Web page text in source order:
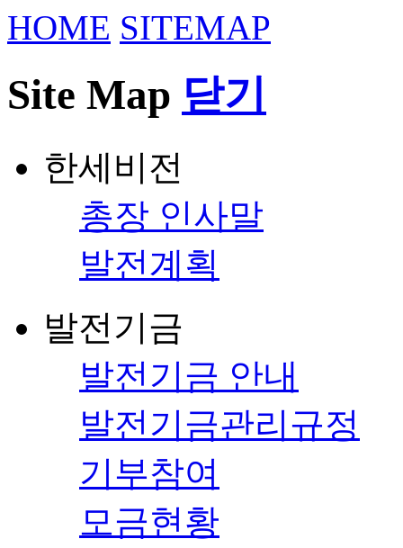
HOME SITEMAP
Site Map 닫기
한세비전
총장 인사말
발전계획
발전기금
발전기금 안내
발전기금관리규정
기부참여
모금현황